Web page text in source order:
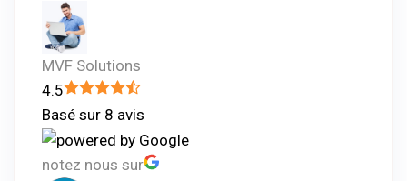
MVF Solutions
4.5
Basé sur 8 avis
notez nous sur